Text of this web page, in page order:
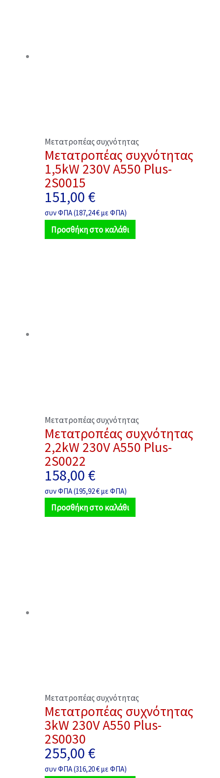
Μετατροπέας συχνότητας
Μετατροπέας συχνότητας
1,5kW 230V A550 Plus-
2S0015
151,00 €
συν ΦΠΑ (187,24€με ΦΠΑ)
Προσθήκη στο καλάθι
Μετατροπέας συχνότητας
Μετατροπέας συχνότητας
2,2kW 230V A550 Plus-
2S0022
158,00 €
συν ΦΠΑ (195,92€με ΦΠΑ)
Προσθήκη στο καλάθι
Μετατροπέας συχνότητας
Μετατροπέας συχνότητας
3kW 230V A550 Plus-
2S0030
255,00 €
συν ΦΠΑ (316,20€με ΦΠΑ)